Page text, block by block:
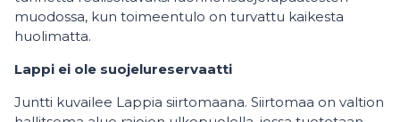
muodossa, kun toimeentulo on turvattu kaikesta
huolimatta.
Lappi ei ole suojelureservaatti
Juntti kuvailee Lappia siirtomaana. Siirtomaa on valtion